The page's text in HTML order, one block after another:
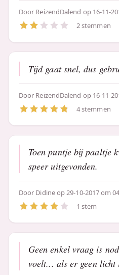
Door ReizendDalend op 16-11-
2 stemmen
Tijd gaat snel, dus
Door ReizendDalend op 16-11-
4 stemmen
Toen puntje bij paaltje
speer uitgevonden.
Door Didineop 29-10-2017 om
1 stem
Geen enkel vraag is
voelt... als er geen licht